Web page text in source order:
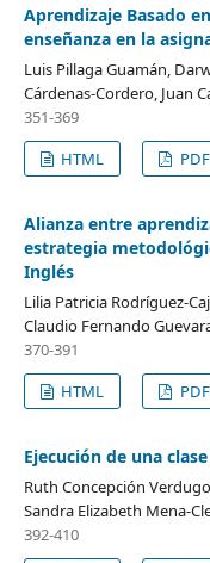
Aprendizaje Basado
enseñanza en la
Luis Pillaga Guamán,
Cárdenas-Cordero, Juan
351-369
HTML
PDF
Alianza entre
estrategia
Inglés
Lilia Patricia Rodríguez-
Claudio Fernando
370-391
HTML
PDF
Ejecución de una
Ruth Concepción
Sandra Elizabeth Mena-
392-410